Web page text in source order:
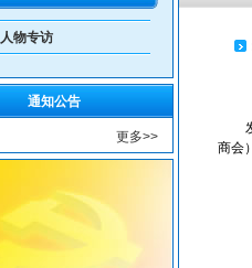
汕头将分区域、分行业、分时段实行“
感谢信
汕头市2026年“6·30”助力乡村振兴活动
【人民防空宣传周】如何辨别防空警报
6月21日10时15分，汕头将实施防空警
重要提醒！中国公民近期避免前往日本
共建绿美汕头，共享生态家园——致
人物专访
通知公告
更多>>
商会）